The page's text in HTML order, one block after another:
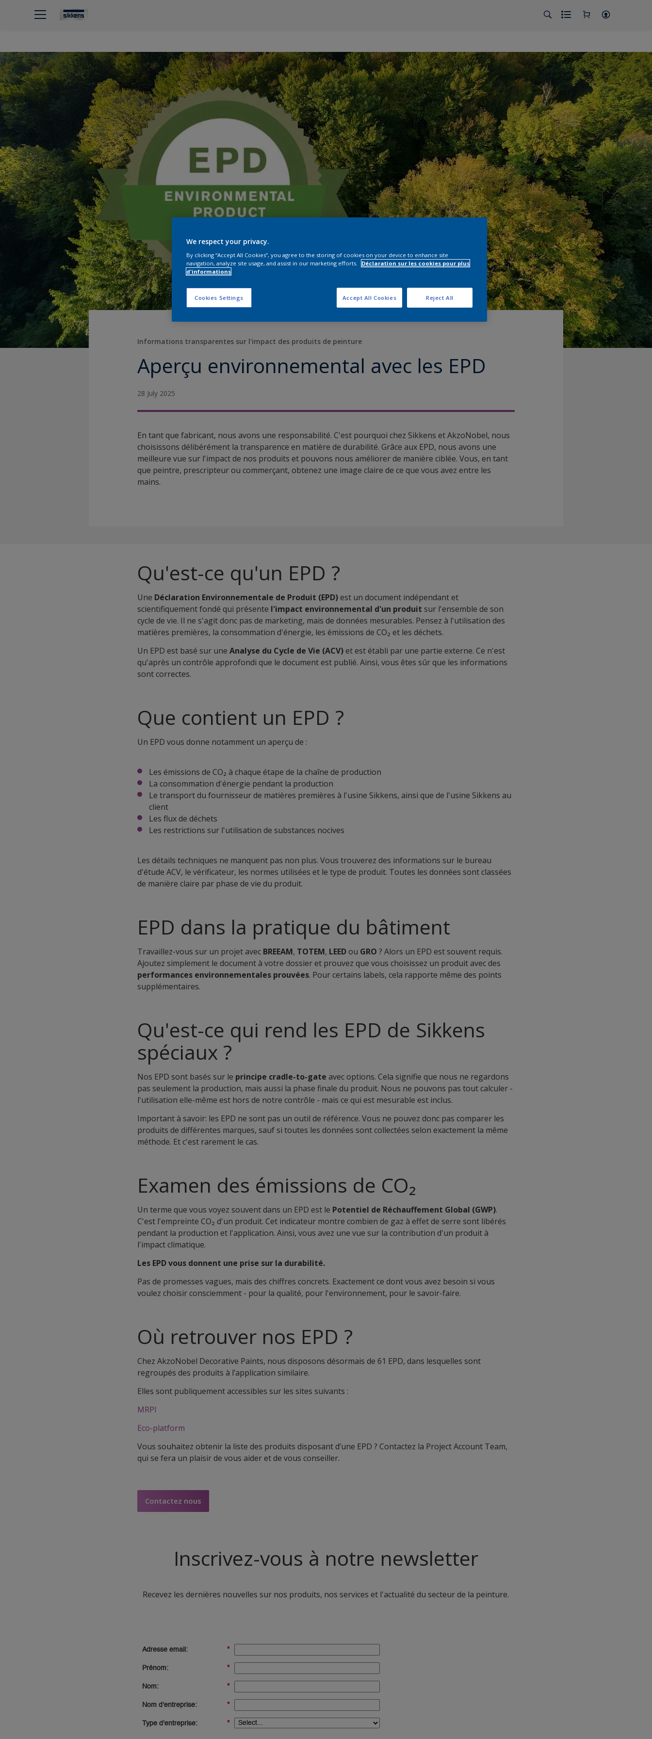
Informations transparentes sur l'impact des produits de peinture
Aperçu environnemental avec les EPD
28 July 2025
En tant que fabricant, nous avons une responsabilité. C'est pourquoi chez Sikkens et AkzoNobel, nous
choisissons délibérément la transparence en matière de durabilité. Grâce aux EPD, nous avons une
meilleure vue sur l'impact de nos produits et pouvons nous améliorer de manière ciblée. Vous, en tant
que peintre, prescripteur ou commerçant, obtenez une image claire de ce que vous avez entre les
mains.
Qu'est-ce qu'un EPD ?
Une Déclaration Environnementale de Produit (EPD)est un document indépendant et
scientifiquement fondé qui présente l'impact environnemental d'un produit sur l'ensemble de son
cycle de vie. Il ne s'agit donc pas de marketing, mais de données mesurables. Pensez à l'utilisation des
matières premières, la consommation d'énergie, les émissions de CO₂ et les déchets.
Un EPD est basé sur uneAnalyse du Cycle de Vie (ACV)et est établi par une partie externe. Ce n'est
qu'après un contrôle approfondi que le document est publié. Ainsi, vous êtes sûr que les informations
sont correctes.
Que contient un EPD ?
Un EPD vous donne notamment un aperçu de :
Les émissions de CO₂ à chaque étape de la chaîne de production
La consommation d'énergie pendant la production
Le transport du fournisseur de matières premières à l'usine Sikkens, ainsi que de l'usine Sikkens au
client
Les flux de déchets
Les restrictions sur l'utilisation de substances nocives
Les détails techniques ne manquent pas non plus. Vous trouverez des informations sur le bureau
d'étude ACV, le vérificateur, les normes utilisées et le type de produit. Toutes les données sont classées
de manière claire par phase de vie du produit.
EPD dans la pratique du bâtiment
Travaillez-vous sur un projet avec BREEAM, TOTEM, LEEDou GRO ? Alors un EPD est souvent requis.
Ajoutez simplement le document à votre dossier et prouvez que vous choisissez un produit avec des
performances environnementales prouvées. Pour certains labels, cela rapporte même des points
supplémentaires.
Qu'est-ce qui rend les EPD de Sikkens
spéciaux ?
Nos EPD sont basés sur le principe cradle-to-gate avec options. Cela signifie que nous ne regardons
pas seulement la production, mais aussi la phase finale du produit. Nous ne pouvons pas tout calculer -
l'utilisation elle-même est hors de notre contrôle - mais ce qui est mesurable est inclus.
Important à savoir: les EPD ne sont pas un outil de référence. Vous ne pouvez donc pas comparer les
produits de différentes marques, sauf si toutes les données sont collectées selon exactement la même
méthode. Et c'est rarement le cas.
Examen des émissions de CO₂
Un terme que vous voyez souvent dans un EPD est le Potentiel de Réchauffement Global (GWP).
C'est l'empreinte CO₂ d'un produit. Cet indicateur montre combien de gaz à effet de serre sont libérés
pendant la production et l'application. Ainsi, vous avez une vue sur la contribution d'un produit à
l'impact climatique.
Les EPD vous donnent une prise sur la durabilité.
Pas de promesses vagues, mais des chiffres concrets. Exactement ce dont vous avez besoin si vous
voulez choisir consciemment - pour la qualité, pour l'environnement, pour le savoir-faire.
Où retrouver nos EPD ?
Chez AkzoNobel Decorative Paints, nous disposons désormais de 61 EPD, dans lesquelles sont
regroupés des produits à l’application similaire.
Elles sont publiquement accessibles sur les sites suivants :
MRPI
Eco-platform
Vous souhaitez obtenir la liste des produits disposant d’une EPD ? Contactez la Project Account Team,
qui se fera un plaisir de vous aider et de vous conseiller.
Contactez nous
Inscrivez-vous à notre newsletter
Recevez les dernières nouvelles sur nos produits, nos services et l'actualité du secteur de la peinture.
We respect your privacy.
By clicking “Accept All Cookies”, you agree to the storing of cookies on your device to enhance site
navigation, analyze site usage, and assist in our marketing efforts.
Déclaration sur les cookies pour plus
d'informations
Cookies Settings Reject All
Accept All Cookies